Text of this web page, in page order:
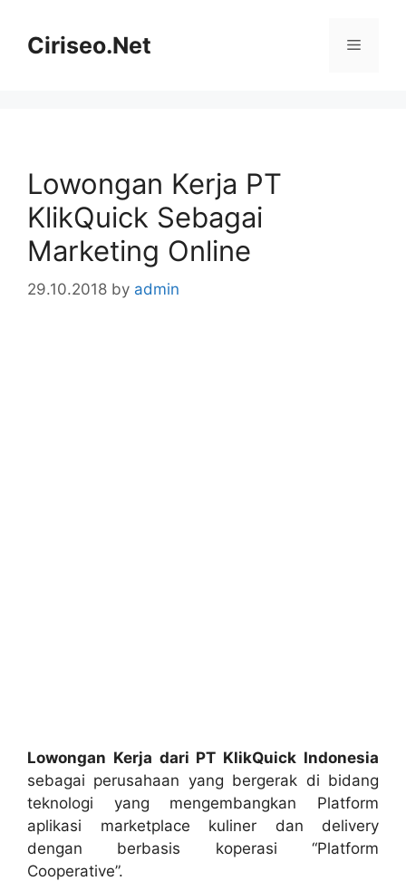
contentCiriseo.Net Menu
Lowongan Kerja PT
KlikQuick Sebagai
Marketing Online
29.10.2018 by admin
Lowongan Kerja dari PT KlikQuick Indonesia
sebagai perusahaan yang bergerak di bidang
teknologi yang mengembangkan Platform
aplikasi marketplace kuliner dan delivery
dengan berbasis koperasi “Platform
Cooperative”.